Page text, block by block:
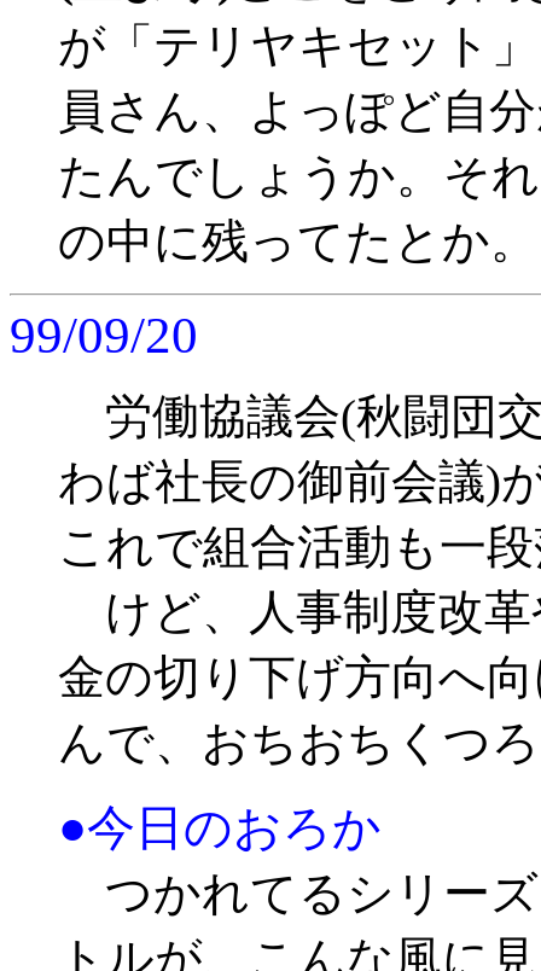
が「テリヤキセット
員さん、よっぽど自
たんでしょうか。そ
の中に残ってたとか。
99/09/20
労働協議会(秋闘団
わば社長の御前会議)
これで組合活動も一
けど、人事制度改
金の切り下げ方向へ
んで、おちおちくつ
●今日のおろか
つかれてるシリー
トルが、こんな風に